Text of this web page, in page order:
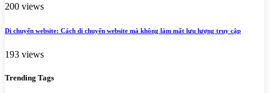
200 views
Di chuyển website: Cách di chuyển website mà không làm mất lưu lượng truy cập
193 views
Trending Tags